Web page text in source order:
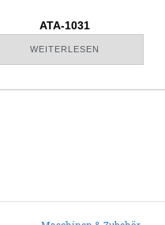
ATA-1031
WEITERLESEN